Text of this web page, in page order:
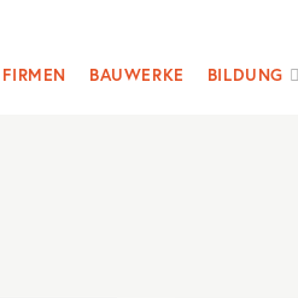
FIRMEN BAUWERKE BILDUNG